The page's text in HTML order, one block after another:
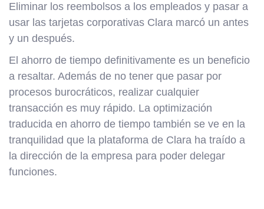
Eliminar los reembolsos a los empleados y pasar a
usar las tarjetas corporativas Clara marcó un antes
y un después.
El ahorro de tiempo definitivamente es un beneficio
a resaltar. Además de no tener que pasar por
procesos burocráticos, realizar cualquier
transacción es muy rápido. La optimización
traducida en ahorro de tiempo también se ve en la
tranquilidad que la plataforma de Clara ha traído a
la dirección de la empresa para poder delegar
funciones.